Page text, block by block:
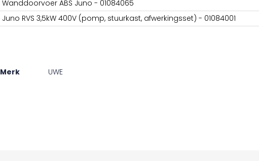
Wanddoorvoer ABS Juno - 01084065
Juno RVS 3,5kW 400V (pomp, stuurkast, afwerkingsset) - 01084001
Merk UWE